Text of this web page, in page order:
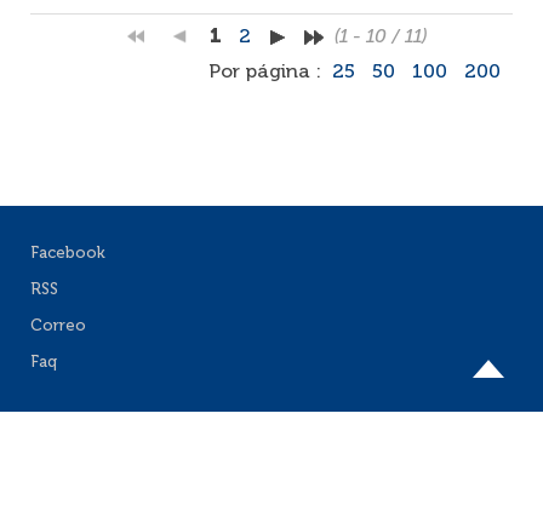
1 2
(1 - 10 / 11)
Por página :
25 50 100 200
Facebook
RSS
Correo
Faq